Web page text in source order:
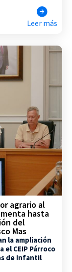
Leer más
agrario al
hasta
del
Mas
la ampliación
CEIP Párroco
de Infantil